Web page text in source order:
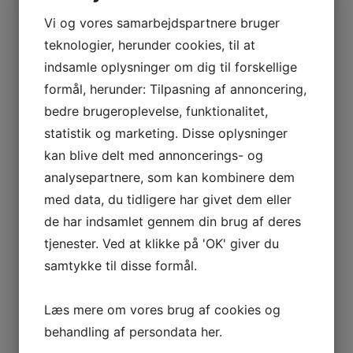
Stihl MSA 161 T Stihl MSA 161 T er en yderst let og
nøjagtig batterimotorsav til professionel træpl
Læs mere
Spar 23%
STIHL SH 86 C-E
BLÆSER/SUGER
STIHL SH 86 C-E STIHL SH 86 C-E er en kombineret
løvblæser og -suger med høj komfort og meget stæ
Vi og vores samarbejdspartnere bruger
teknologier, herunder cookies, til at
indsamle oplysninger om dig til forskellige
formål, herunder: Tilpasning af annoncering,
bedre brugeroplevelse, funktionalitet,
statistik og marketing. Disse oplysninger
kan blive delt med annoncerings- og
analysepartnere, som kan kombinere dem
med data, du tidligere har givet dem eller
de har indsamlet gennem din brug af deres
tjenester. Ved at klikke på 'OK' giver du
samtykke til disse formål.
Læs mere om vores brug af cookies og
behandling af persondata her.